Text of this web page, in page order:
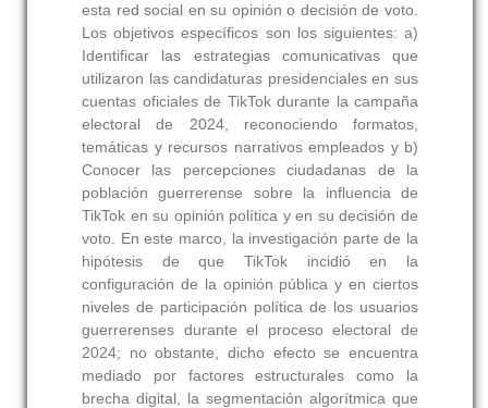
esta red social en su opinión o decisión de voto.
Los objetivos específicos son los siguientes: a)
Identificar las estrategias comunicativas que
utilizaron las candidaturas presidenciales en sus
cuentas oficiales de TikTok durante la campaña
electoral de 2024, reconociendo formatos,
temáticas y recursos narrativos empleados y b)
Conocer las percepciones ciudadanas de la
población guerrerense sobre la influencia de
TikTok en su opinión política y en su decisión de
voto. En este marco, la investigación parte de la
hipótesis de que TikTok incidió en la
configuración de la opinión pública y en ciertos
niveles de participación política de los usuarios
guerrerenses durante el proceso electoral de
2024; no obstante, dicho efecto se encuentra
mediado por factores estructurales como la
brecha digital, la segmentación algorítmica que